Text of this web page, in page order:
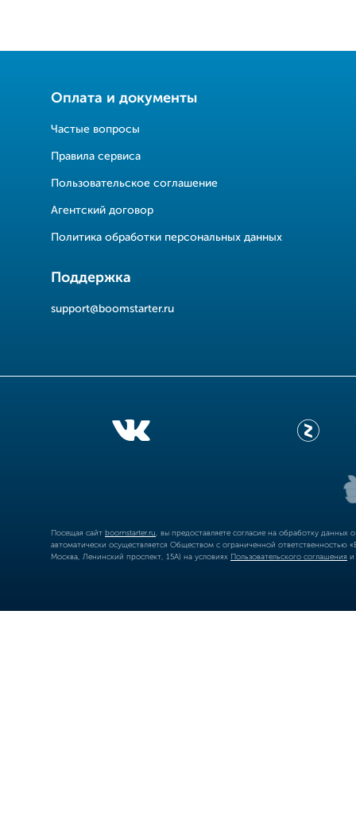
Оплата и документы
Частые вопросы
Правила сервиса
Пользовательское соглашение
Агентский договор
Политика обработки персональных данных
Поддержка
support@boomstarter.ru
Посещая сайт boomstarter.ru , вы предоставляете согласие на обработку
автоматически осуществляется Обществом с ограниченной
Москва, Ленинский проспект, 15А) на условиях Пользовательского соглашения и